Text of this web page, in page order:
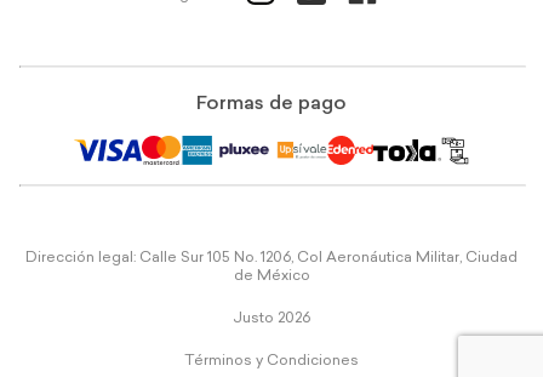
Formas de pago
Dirección legal: Calle Sur 105 No. 1206, Col Aeronáutica Militar, Ciudad
de México
Justo 2026
Términos y Condiciones